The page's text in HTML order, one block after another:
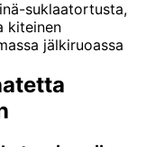
suklaatortusta,
kiteinen
jälkiruoassa